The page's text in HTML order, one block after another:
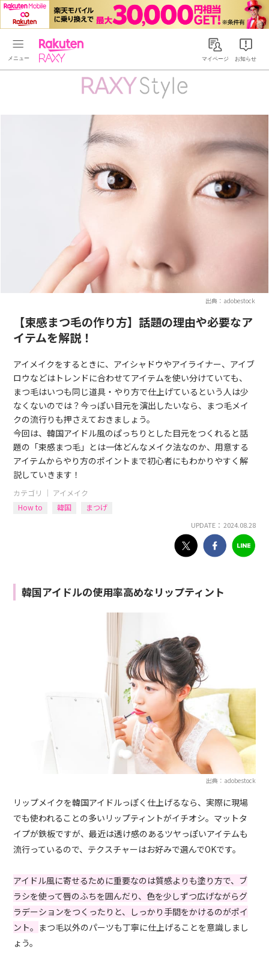
Rakuten RAXYマイページ お知らせ
出典：adobestock
【束感まつ毛の作り方】話題の理由や必要なア
イテムを解説！
アイメイクをするときに、アイシャドウやアイライナー、アイブ
ロウなどはトレンドに合わせてアイテムを使い分けていても、
まつ毛はいつも同じ道具・やり方で仕上げているという人は少
なくないのでは？今っぽい目元を演出したいなら、まつ毛メイ
クの流行りも押さえておきましょう。
今回は、韓国アイドル風のぱっちりとした目元をつくれると話
題の「束感まつ毛」とは一体どんなメイク法なのか、用意する
アイテムからやり方のポイントまで初心者にもわかりやすく解
説していきます！
カテゴリ ｜ アイメイク
How to
韓国 まつげ
UPDATE： 2024.08.28
韓国アイドルの使用率高めなリップティント
出典：adobestock
リップメイクを韓国アイドルっぽく仕上げるなら、実際に現場
でも使われることの多いリップティントがイチオシ。マットタ
イプが鉄板ですが、最近は透け感のあるツヤっぽいアイテムも
流行っているので、テクスチャーはお好みで選んでOKです。
アイドル風に寄せるために重要なのは質感よりも塗り方で、ブ
ラシを使って唇のふちを囲んだり、色を少しずつ広げながらグ
ラデーションをつくったりと、しっかり手間をかけるのがポイ
ント。 まつ毛以外のパーツも丁寧に仕上げることを意識しまし
ょう。